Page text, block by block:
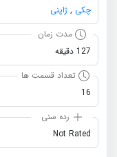
چکی , ژاپنی
مدت زمان
127 دقیقه
تعداد قسمت ها
16
رده سنی
Not Rated